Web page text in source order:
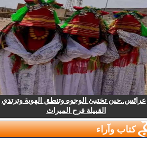
عرائس..حين تختبئ الوجوه وتنطق الهوية وترتدي
القبيلة فرح الميراث
كتاب وآراء